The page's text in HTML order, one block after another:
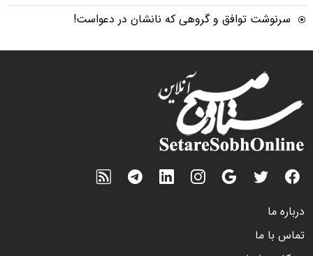
سرنوشت توافق و گروهی که نانشان در دعواست!
درباره ما
تماس با ما